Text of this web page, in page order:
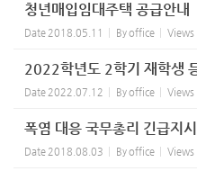
청년매입임대주택 공급안내
Date 2018.05.11 Byoffice Views
2022학년도 2학기 재학생
Date 2022.07.12 Byoffice Views
폭염 대응 국무총리 긴급지시
Date 2018.08.03 Byoffice Views